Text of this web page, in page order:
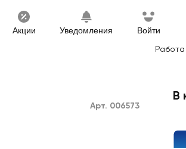
Акции Уведомления Войти
Арт. 006573
В